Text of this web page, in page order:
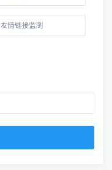
友情链接监测